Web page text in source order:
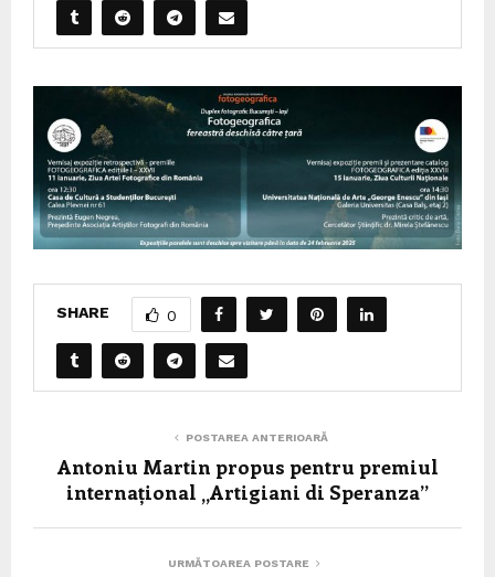
SHARE 0
POSTAREA ANTERIOARĂ
Antoniu Martin propus pentru premiul
internațional „Artigiani di Speranza”
URMĂTOAREA POSTARE